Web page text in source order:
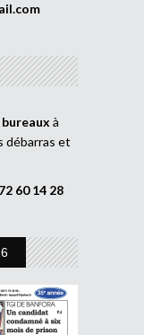
bureaux à
débarras et
72 60 14 28